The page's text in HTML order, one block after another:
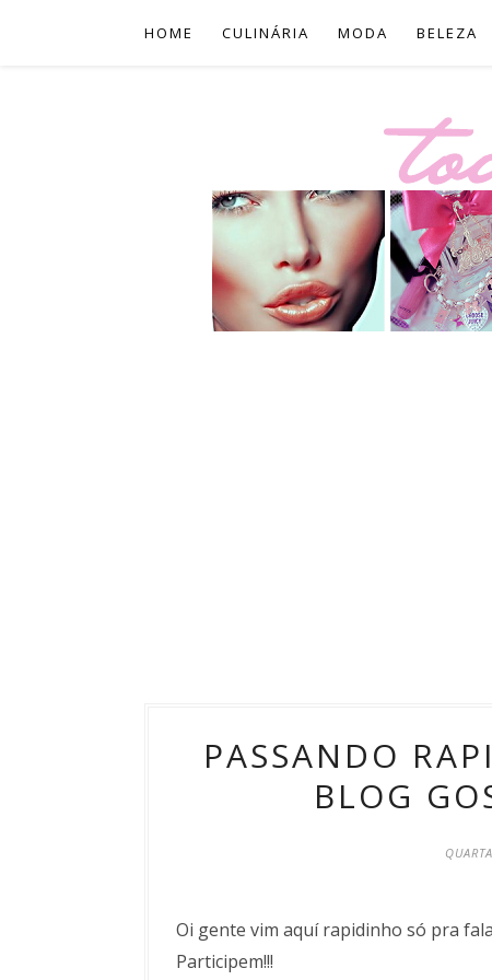
HOME CULINÁRIA MODA BELEZA
PASSANDO
BLOG
Oi gente vim aquí rapidinho só pra
Participem!!!